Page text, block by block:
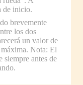
de inicio.
brevemente
los dos
un valor de
Nota: El
siempre antes de